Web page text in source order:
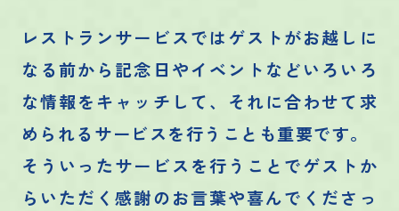
レストランサービスではゲストがお越しに
なる前から記念日やイベントなどいろいろ
な情報をキャッチして、それに合わせて求
められるサービスを行うことも重要です。
そういったサービスを行うことでゲストか
らいただく感謝のお言葉や喜んでくださっ